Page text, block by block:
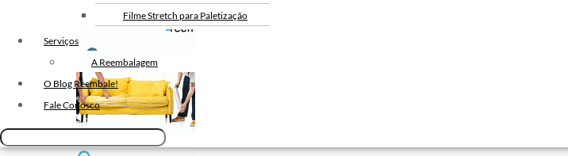
Filme Stretch para Paletização
Filme Stretch Preto
Fita de Arquear PET
Fita de Arquear 10mm
Fita de Arquear
Fita Adesiva Transparente
Serviços
A Reembalagem
O Blog Reembale!
Fale Conosco